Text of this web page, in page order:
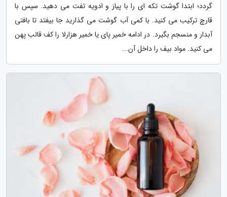
گردد؛ ابتدا گوشت تکه ای را با پیاز و ادویه تفت می دهید. سپس با
قارچ ترکیب می کنید. با کمی آب گوشت می گذارید جا بیفتد تا بافتی
آبدار و منسجم بگیرد. در ادامه خمیر پای یا خمیر هزارلا را کف قالب پهن
می کنید. مواد بیف را داخل آن...